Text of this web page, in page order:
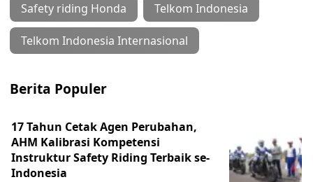
Safety riding Honda Telkom Indonesia
Telkom Indonesia Internasional
Berita Populer
17 Tahun Cetak Agen Perubahan,
AHM Kalibrasi Kompetensi
Instruktur Safety Riding Terbaik se-
Indonesia